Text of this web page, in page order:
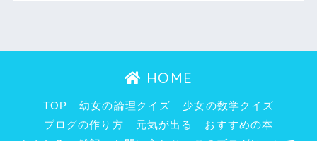
HOME
TOP 幼女の論理クイズ
少女の数学クイズ
ブログの作り方
元気が出る
おすすめの本